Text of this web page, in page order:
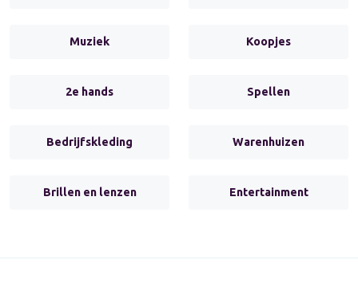
Muziek Koopjes
2e hands Spellen
Bedrijfskleding Warenhuizen
Brillen en lenzen Entertainment